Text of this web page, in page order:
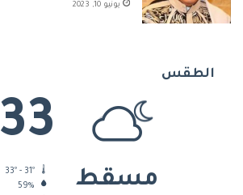
يونيو 10, 2023
الطقس
مسقط
33
59%